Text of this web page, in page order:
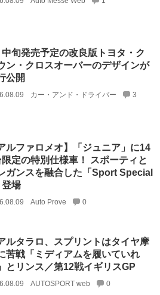
旬発売予定の改良版トヨタ・ク
ン・クロスオーバーのデザインが
公開
カー・アンド・ドライバー 3
ルファロメオ】「ジュニア」に14
定の特別仕様車！ スポーティと
ガンスを融合した「Sport Special
場
Auto Prove 0
ルタラロ、スプリントはタイヤ摩
苦戦「ミディアムを履いていれ
とリンス／第12戦イギリスGP
AUTOSPORT web 0